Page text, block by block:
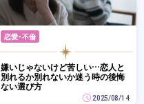
恋愛・不倫
嫌いじゃないけど苦しい…恋人と
別れるか別れないか迷う時の後悔
ない選び方
2025/08/14